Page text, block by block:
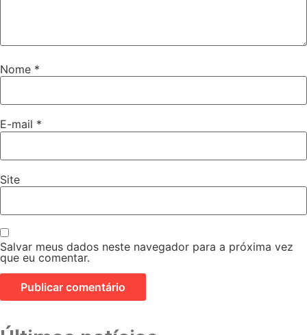
Nome *
E-mail *
Site
Salvar meus dados neste navegador para a próxima vez
que eu comentar.